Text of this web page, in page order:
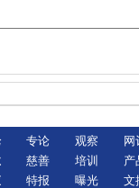
专论
慈善
特报
观察
培训
曝光
网
产
文